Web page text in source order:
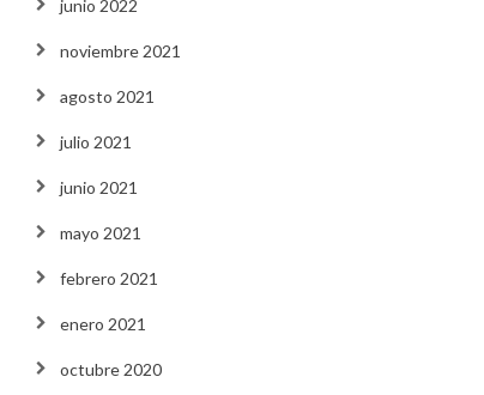
junio 2022
noviembre 2021
agosto 2021
julio 2021
junio 2021
mayo 2021
febrero 2021
enero 2021
octubre 2020